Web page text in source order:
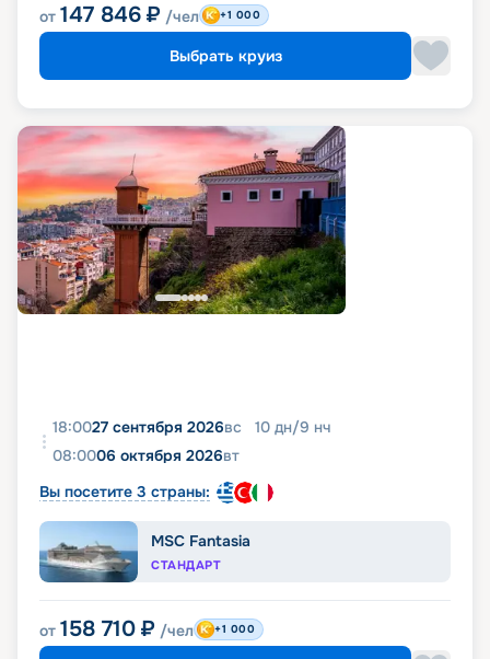
от 147 846 ₽ /чел +1 000
Выбрать круиз
18:0027 сентября 2026вс 10 дн/9 нч
08:0006 октября 2026вт
Вы посетите 3 страны:
MSC Fantasia
СТАНДАРТ
от 158 710 ₽ /чел +1 000